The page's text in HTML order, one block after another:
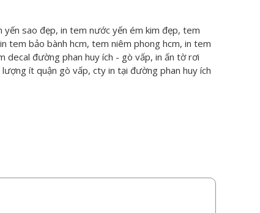
yến sao đẹp, in tem nước yến ém kim đẹp, tem
tem bảo bành hcm, tem niêm phong hcm, in tem
decal đường phan huy ích - gò vấp, in ấn tờ rơi
ít quận gò vấp, cty in tại đường phan huy ích